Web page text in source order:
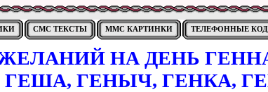
СМС ТЕКСТЫ ММС КАРТИНКИ ТЕЛЕФОННЫЕ
НА ДЕНЬ
ГЕША, ГЕНЫЧ, ГЕНКА,